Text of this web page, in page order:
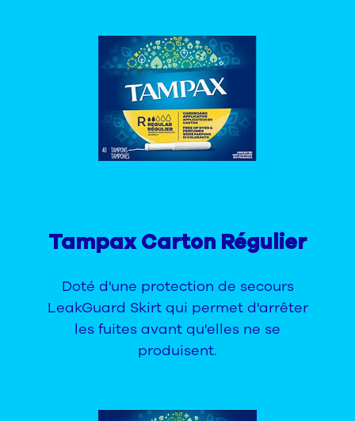
Tampax Carton Régulier
Doté d'une protection de secours
LeakGuard Skirt qui permet d'arrêter
les fuites avant qu'elles ne se
produisent.